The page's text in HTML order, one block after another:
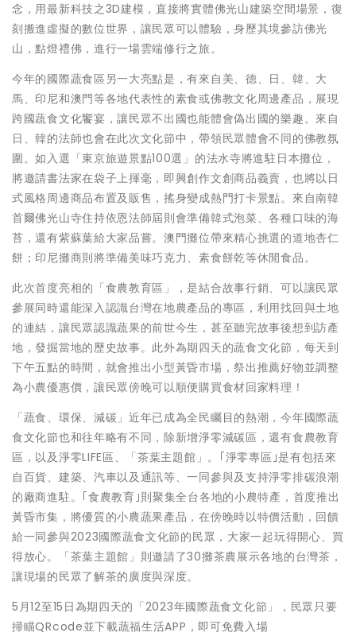
念，用最新科技之3D建模，直接將實體佛光山建築空間場景，復
刻搬進虛擬的數位世界，讓民眾可以體驗，身歷其境參訪佛光
山，點燈禮佛，進行一場雲端修行之旅。
今年的國際蔬食區另一大亮點是，有來自美、德、日、韓、大
馬、印尼和澳門等各地代表性的素食或佛教文化周邊產品，展現
跨國蔬食文化饗宴，讓民眾不出國也能體會偽出國的樂趣。來自
日、韓的法師也會在此次文化節中，帶領民眾體會不同的佛教氛
圍。如入選「東京旅遊景點100選」的法水寺將進駐日本攤位，
將邀請書法家在袋子上揮毫，即興創作文創商品義賣，也將以日
式風格周邊商品布置及販售，搖身變成熱門打卡景點。來自南韓
首爾佛光山寺住持依恩法師屆則會準備韓式泡菜、各種口味的海
苔，還有紫蘇葉給大家品嘗。澳門攤位帶來精心挑選的道地杏仁
餅；印尼攤商則將準備美味巧克力、素食餅乾等休閒食品。
此次首度亮相的「食農教育區」，是結合故事行銷、可以讓民眾
參展同時還能深入認識台灣在地農產品的專區，利用找回與土地
的連結，讓民眾認識蔬果的前世今生，甚至聽完故事後想到訪產
地，發掘當地的歷史故事。此外為期四天的蔬食文化節，每天到
下午五點的時間，就會推出小型黃昏市場，祭出推薦好物並調整
為小農優惠價，讓民眾傍晚可以順便購買食材回家料理！
「蔬食、環保、減碳」近年已成為全民矚目的熱潮，今年國際蔬
食文化節也和往年略有不同，除新增淨零減碳區，還有食農教育
區，以及淨零LIFE區、「茶葉主題館」。｢淨零專區｣是有包括來
自百貨、建築、汽車以及通訊等、一同參與及支持淨零排碳浪潮
的廠商進駐。｢食農教育｣則聚集全台各地的小農特產，首度推出
黃昏市集，將優質的小農蔬果產品，在傍晚時以特價活動，回饋
給一同參與2023國際蔬食文化節的民眾，大家一起玩得開心、買
得放心。「茶葉主題館」則邀請了30攤茶農展示各地的台灣茶，
讓現場的民眾了解茶的廣度與深度。
5月12至15日為期四天的「2023年國際蔬食文化節」，民眾只要
掃瞄QRcode並下載蔬福生活APP，即可免費入場